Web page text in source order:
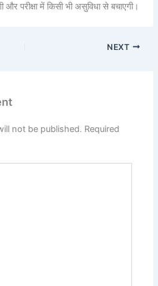
और परीक्षा में किसी भी असुविधा से बचाएगी।
NEXT
not be published. Required